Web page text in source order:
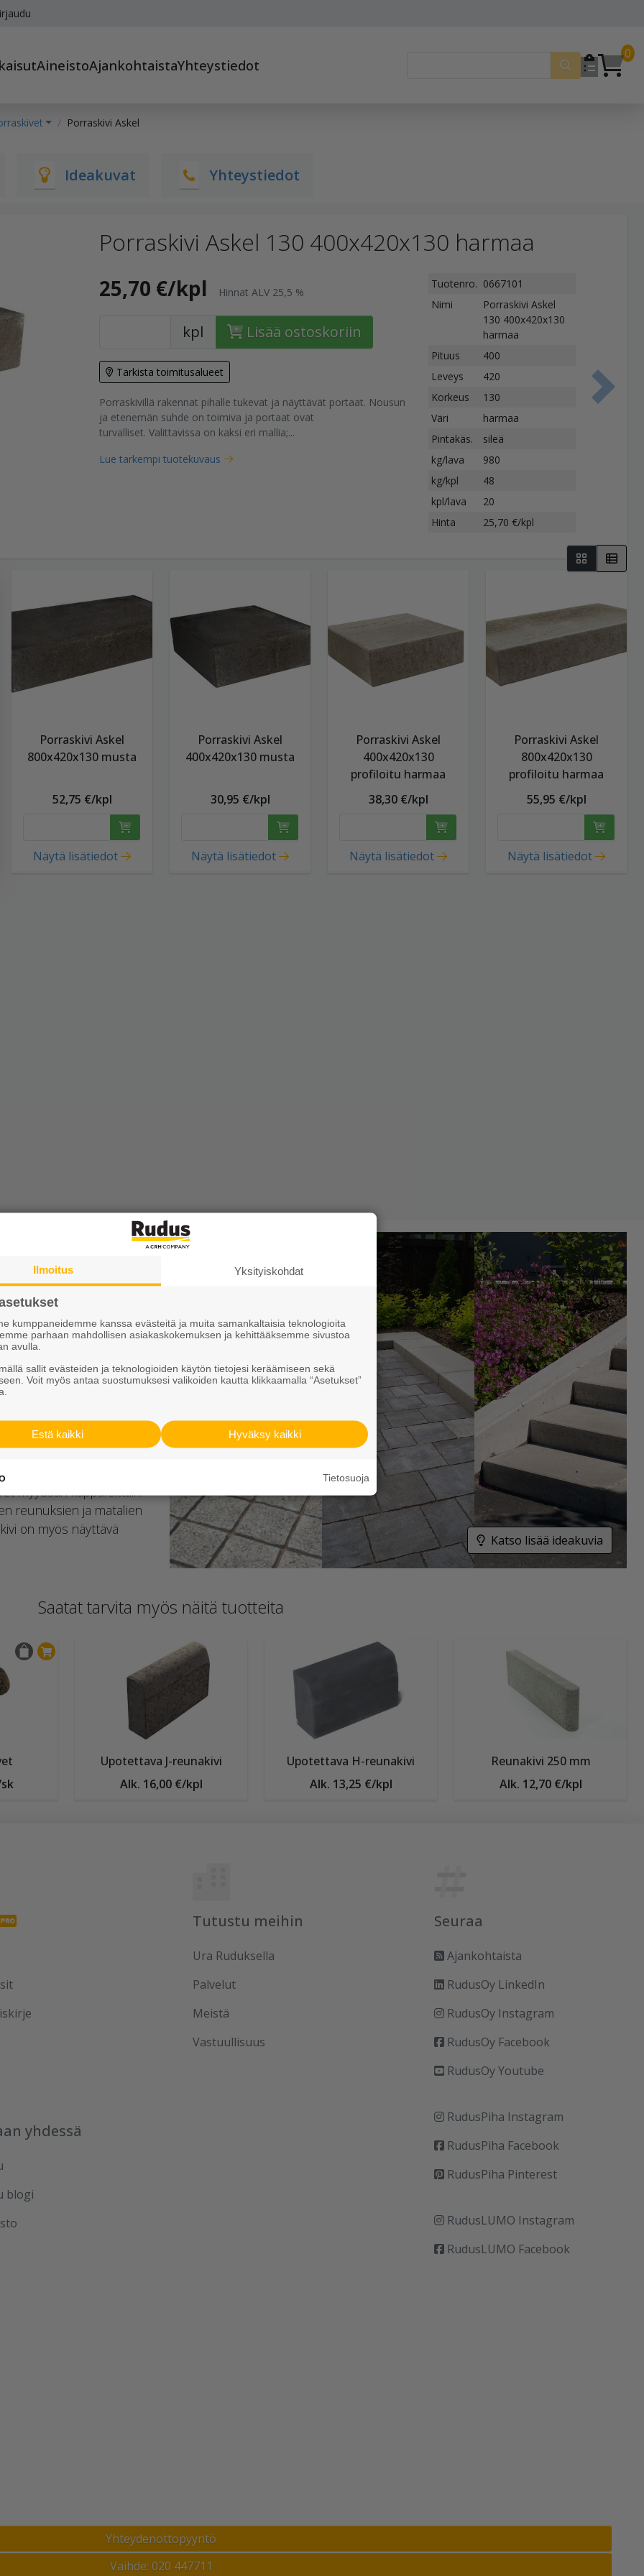
AineistoAjankohtaistaYhteystiedot
0
Porraskivi Askel
Ideakuvat Yhteystiedot
Porraskivi Askel 130 400x420x130 harmaa
25,70 €/kpl Hinnat ALV 25,5 %
kpl Lisää ostoskoriin
Tarkista toimitusalueet
Porraskivillä rakennat pihalle tukevat ja näyttävät portaat. Nousun
ja etenemän suhde on toimiva ja portaat ovat
turvalliset. Valittavissa on kaksi eri mallia;...
Lue tarkempi tuotekuvaus
Tuotenro. 0667101
Nimi
Porraskivi Askel
130 400x420x130
harmaa
Pituus
400
Leveys
420
Korkeus
130
Väri
harmaa
Pintakäs.
sileä
kg/lava
980
kg/kpl
48
kpl/lava
20
Hinta
25,70 €/kpl
Porraskivi Askel
800x420x130 musta
52,75 €/kpl
Näytä lisätiedot
Porraskivi Askel
400x420x130 musta
30,95 €/kpl
Näytä lisätiedot
Porraskivi Askel
400x420x130
profiloitu harmaa
38,30 €/kpl
Näytä lisätiedot
Porraskivi Askel
800x420x130
profiloitu harmaa
55,95 €/kpl
Näytä lisätiedot
Nousun ja etenemän
kaksi eri mallia; sileä
aina sileä. Profiloitu
muurista tuttua pinnan
kiviä päällekäin. Kiven
asentamalla
kivien pituudet ovat
itsellesi sopivan
myydään kappaleittain.
reunuksien ja matalien
on myös näyttävä
Katso lisää ideakuvia
Saatat tarvita myös näitä tuotteita
Upotettava J-reunakivi
Alk. 16,00 €/kpl
Upotettava H-reunakivi
Alk. 13,25 €/kpl
Reunakivi 250 mm
Alk. 12,70 €/kpl
yhdessä
blogi
Tutustu meihin
Ura Ruduksella
Palvelut
Meistä
Vastuullisuus
Seuraa
Ajankohtaista
RudusOy LinkedIn
RudusOy Instagram
RudusOy Facebook
RudusOy Youtube
RudusPiha Instagram
RudusPiha Facebook
RudusPiha Pinterest
RudusLUMO Instagram
RudusLUMO Facebook
Yhteydenottopyyntö
Vaihde: 020 447711
Ilmoitus Yksityiskohdat
kumppaneidemme kanssa evästeitä ja muita samankaltaisia teknologioita
parhaan mahdollisen asiakaskokemuksen ja kehittääksemme sivustoa
avulla.
sallit evästeiden ja teknologioiden käytön tietojesi keräämiseen sekä
Voit myös antaa suostumuksesi valikoiden kautta klikkaamalla “Asetukset”
Hyväksy kaikki
Estä kaikki
Tietosuoja